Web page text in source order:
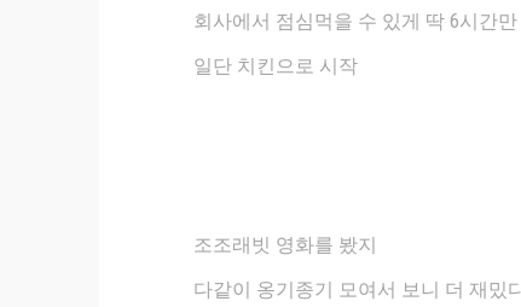
회사에서 점심먹을 수 있게 딱 6시간
일단 치킨으로 시작
조조래빗 영화를 봤지
다같이 옹기종기 모여서 보니 더 재밌